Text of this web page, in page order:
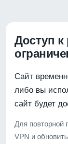
Доступ к
Сайт
либо вы
сайт будет
Для повторной
VPN и